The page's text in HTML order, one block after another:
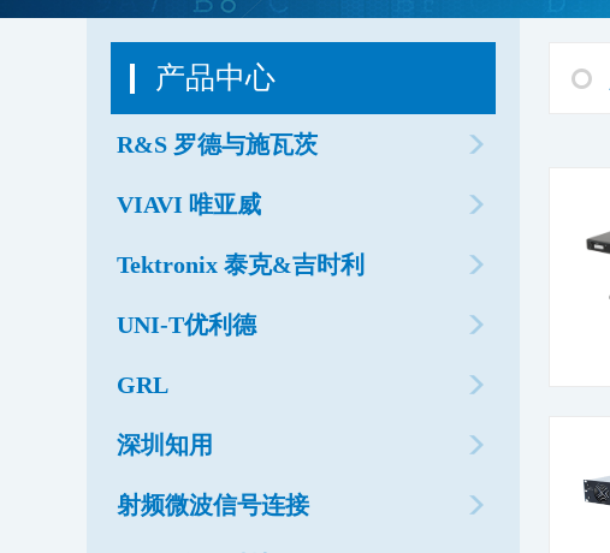
产品中心
R&S 罗德与施瓦茨
VIAVI 唯亚威
Tektronix 泰克&吉时利
UNI-T优利德
GRL
深圳知用
射频微波信号连接